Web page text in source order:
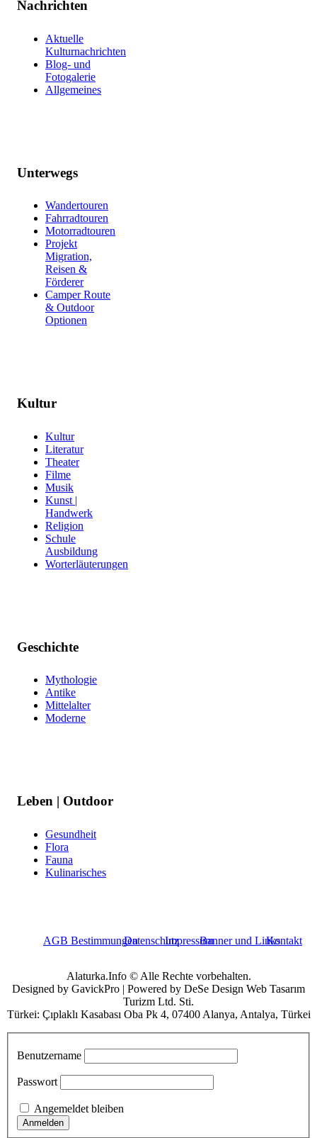
Nachrichten
Aktuelle
Kulturnachrichten
Blog- und
Fotogalerie
Allgemeines
Unterwegs
Wandertouren
Fahrradtouren
Motorradtouren
Projekt
Migration,
Reisen &
Förderer
Camper Route
& Outdoor
Optionen
Kultur
Kultur
Literatur
Theater
Filme
Musik
Kunst |
Handwerk
Religion
Schule
Ausbildung
Worterläuterungen
Geschichte
Mythologie
Antike
Mittelalter
Moderne
Leben | Outdoor
Gesundheit
Flora
Fauna
Kulinarisches
AGB BestimmungenDatenschutzImpressumBanner und LinksKontakt
Alaturka.Info © Alle Rechte vorbehalten.
Designed by GavickPro | Powered by DeSe Design Web Tasarım
Turizm Ltd. Sti.
Türkei: Çıplaklı Kasabası Oba Pk 4, 07400 Alanya, Antalya, Türkei
Benutzername
Passwort
Angemeldet bleiben